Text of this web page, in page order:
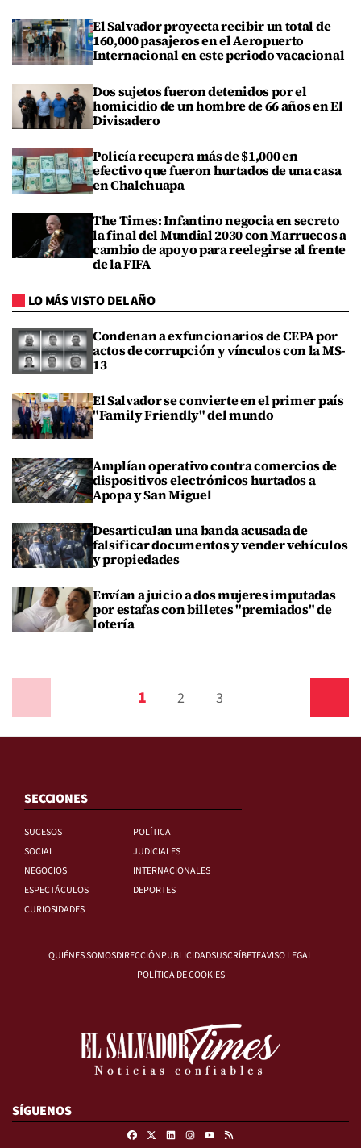
El Salvador proyecta recibir un total de
160,000 pasajeros en el Aeropuerto
Internacional en este periodo vacacional
Dos sujetos fueron detenidos por el
homicidio de un hombre de 66 años en El
Divisadero
Policía recupera más de $1,000 en
efectivo que fueron hurtados de una casa
en Chalchuapa
The Times: Infantino negocia en secreto
la final del Mundial 2030 con Marruecos a
cambio de apoyo para reelegirse al frente
de la FIFA
LO MÁS VISTO DEL AÑO
Condenan a exfuncionarios de CEPA por
actos de corrupción y vínculos con la MS-
13
El Salvador se convierte en el primer país
"Family Friendly" del mundo
Amplían operativo contra comercios de
dispositivos electrónicos hurtados a
Apopa y San Miguel
Desarticulan una banda acusada de
falsificar documentos y vender vehículos
y propiedades
Envían a juicio a dos mujeres imputadas
por estafas con billetes "premiados" de
lotería
1 2 3
SECCIONES
SUCESOS
POLÍTICA
SOCIAL
JUDICIALES
NEGOCIOS
INTERNACIONALES
ESPECTÁCULOS
DEPORTES
CURIOSIDADES
QUIÉNES SOMOSDIRECCIÓNPUBLICIDADSUSCRÍBETEAVISO LEGAL
POLÍTICA DE COOKIES
SÍGUENOS
FacebookLinkedinInstagramRSS